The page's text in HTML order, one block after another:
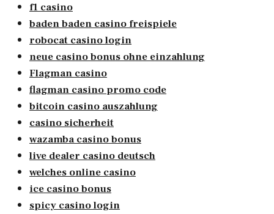
f1 casino
baden baden casino freispiele
robocat casino login
neue casino bonus ohne einzahlung
Flagman casino
flagman casino promo code
bitcoin casino auszahlung
casino sicherheit
wazamba casino bonus
live dealer casino deutsch
welches online casino
ice casino bonus
spicy casino login